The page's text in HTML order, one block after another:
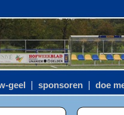
geel sponsoren doe